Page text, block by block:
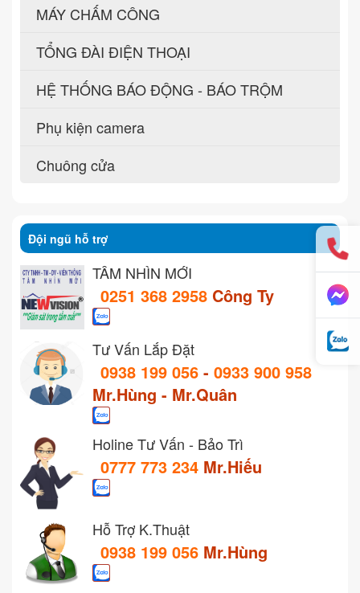
MÁY CHẤM CÔNG
TỔNG ĐÀI ĐIỆN THOẠI
HỆ THỐNG BÁO ĐỘNG - BÁO TRỘM
Phụ kiện camera
Chuông cửa
Đội ngũ hỗ trợ
TẦM NHÌN MỚI
0251 368 2958 Công Ty
Tư Vấn Lắp Đặt
0938 199 056 - 0933 900 958
Mr.Hùng - Mr.Quân
Holine Tư Vấn - Bảo Trì
0777 773 234 Mr.Hiếu
Hỗ Trợ K.Thuật
0938 199 056 Mr.Hùng